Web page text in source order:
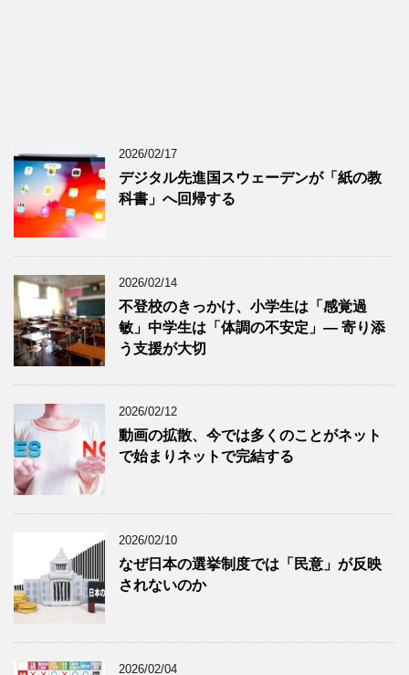
2026/02/17
デジタル先進国スウェーデンが「紙の教
科書」へ回帰する
2026/02/14
不登校のきっかけ、小学生は「感覚過
敏」中学生は「体調の不安定」― 寄り添
う支援が大切
2026/02/12
動画の拡散、今では多くのことがネット
で始まりネットで完結する
2026/02/10
なぜ日本の選挙制度では「民意」が反映
されないのか
2026/02/04